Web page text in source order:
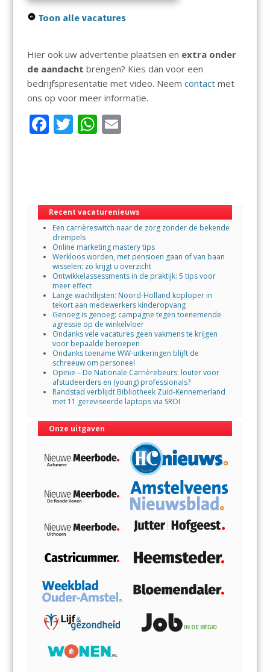
Toon alle vacatures
Hier ook uw advertentie plaatsen en extra onder
de aandacht brengen? Kies dan voor een
bedrijfspresentatie met video. Neem contactmet
ons op voor meer informatie.
F
o
o
k
T W
A
p
p
E
Recent vacaturenieuws
Een carrièreswitch naar de zorg zonder de bekende
drempels
Online marketing mastery tips
Werkloos worden, met pensioen gaan of van baan
wisselen: zo krijgt u overzicht
Ontwikkelassessments in de praktijk: 5 tips voor
meer effect
Lange wachtlijsten: Noord-Holland koploper in
tekort aan medewerkers kinderopvang
Genoeg is genoeg: campagne tegen toenemende
agressie op de winkelvloer
Ondanks vele vacatures geen vakmens te krijgen
voor bepaalde beroepen
Ondanks toename WW-uitkeringen blijft de
schreeuw om personeel
Opinie – De Nationale Carrièrebeurs: louter voor
afstudeerders en (young) professionals?
Randstad verblijdt Bibliotheek Zuid-Kennemerland
met 11 gereviseerde laptops via SROI
Onze uitgaven